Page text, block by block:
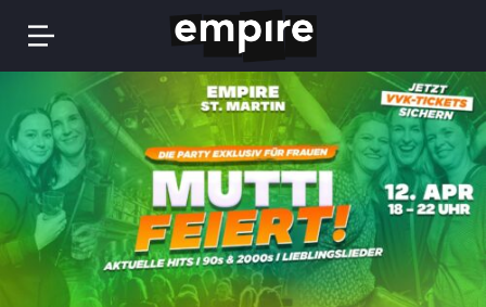
Inhalt